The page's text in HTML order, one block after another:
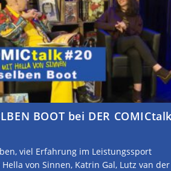
BOOT bei DER COMICtalk
viel Erfahrung im Leistungssport
von Sinnen, Katrin Gal, Lutz van der